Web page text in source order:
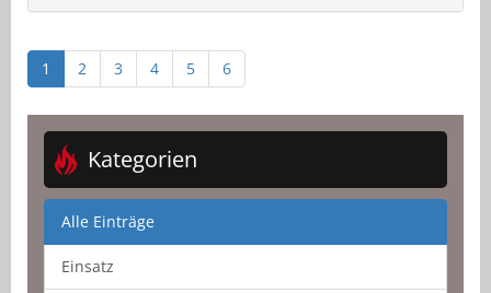
1 2 3 4 5 6
Kategorien
Alle Einträge
Einsatz